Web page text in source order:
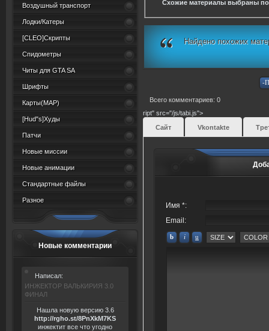
Воздушный транспорт
Лодки/Катеры
[CLEO]Скрипты
Спидометры
Читы для GTA SA
Шрифты
Карты(MAP)
[Hud"s]Худы
Патчи
Новые миссии
Новые анимации
Стандартные файлы
Разное
Новые комментарии
Написал:
ИНЖЕКТОР ВАЛЬКИРИЯ 3.0
ФИНАЛ
Нашла новую версию 3.6
http://rgho.st/8PnXkM7KS
инжектит все что угодно
Схожие материалы выбраны по
Найдено похожих
Всего комментариев: 0
ript" src="/js/tabi.js">
Сайт
Vkontakte
Имя *:
Email: